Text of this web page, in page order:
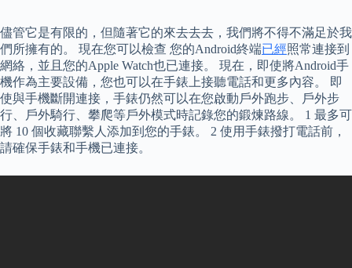
儘管它是有限的，但隨著它的來去去去，我們將不得不滿足於我
們所擁有的。 現在您可以檢查 您的Android終端已經照常連接到
網絡，並且您的Apple Watch也已連接。 現在，即使將Android手
機作為主要設備，您也可以在手錶上接聽電話和更多內容。 即
使與手機斷開連接，手錶仍然可以在您啟動戶外跑步、戶外步
行、戶外騎行、攀爬等戶外模式時記錄您的鍛煉路線。 1 最多可
將 10 個收藏聯繫人添加到您的手錶。 2 使用手錶撥打電話前，
請確保手錶和手機已連接。